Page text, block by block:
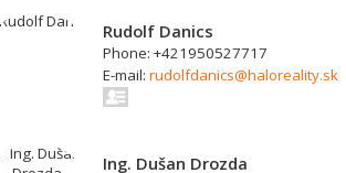
Rudolf Danics
Phone: +421950527717
E-mail:rudolfdanics@haloreality.sk
Ing. Dušan Drozda